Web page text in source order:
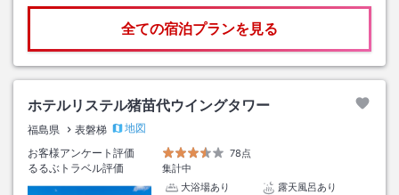
全ての宿泊プランを見る
ホテルリステル猪苗代ウイングタワー
福島県 表磐梯
地図
お客様アンケート評価
78点
るるぶトラベル評価
集計中
大浴場あり
露天風呂あり